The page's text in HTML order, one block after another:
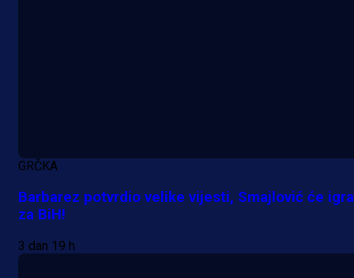
GRČKA
Barbarez potvrdio velike vijesti, Smajlović će
za BiH!
3 dan 19 h